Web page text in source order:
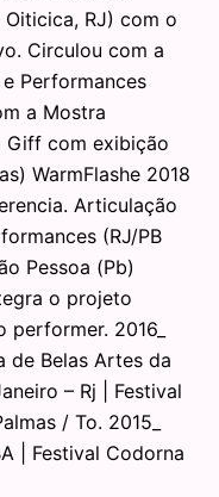
RJ) com o
Circulou com a
Performances
a Mostra
Giff com exibição
WarmFlashe 2018
Articulação
(RJ/PB
Pessoa (Pb)
o projeto
2016_
de Belas Artes da
– Rj | Festival
/ To. 2015_
| Festival Codorna